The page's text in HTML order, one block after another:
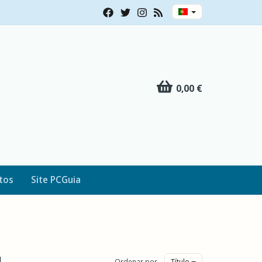
0,00 €
Site PCGuia